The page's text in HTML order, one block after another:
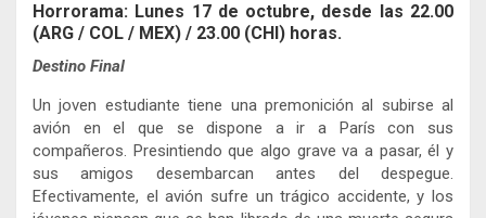
Horrorama: Lunes 17 de octubre, desde las 22.00
(ARG / COL / MEX) / 23.00 (CHI) horas.
Destino Final
Un joven estudiante tiene una premonición al subirse al
avión en el que se dispone a ir a París con sus
compañeros. Presintiendo que algo grave va a pasar, él y
sus amigos desembarcan antes del despegue.
Efectivamente, el avión sufre un trágico accidente, y los